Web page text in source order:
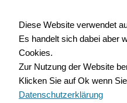
für
Diese Website verwendet
Es handelt sich dabei aber
Cookies.
Zur Nutzung der Website
Klicken Sie auf Ok wenn
Datenschutzerklärung